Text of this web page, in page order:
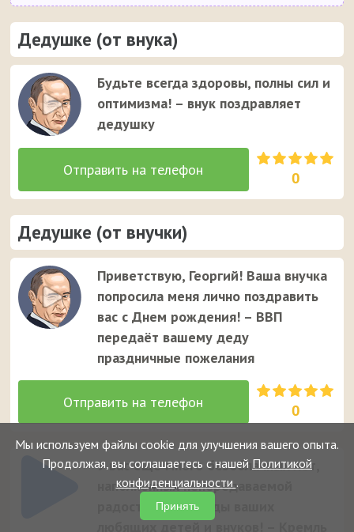
Дедушке (от внука)
Будьте всегда здоровы, полны сил и
оптимизма! – внук поздравляет
дедушку
0
Дедушке (от внучки)
Приветствую, Георгий! Ваша внучка
попросила меня лично поздравить
вас с Днем рождения! – ВВП
передаёт вашему деду
праздничные пожелания
0
У вас еще много безоблачных лет,
наполненных непередаваемой
радостью за победы ваших
Мы используем файлы cookie для улучшения вашего опыта.
Продолжая, вы соглашаетесь с нашей Политикой
конфиденциальности .
Принять